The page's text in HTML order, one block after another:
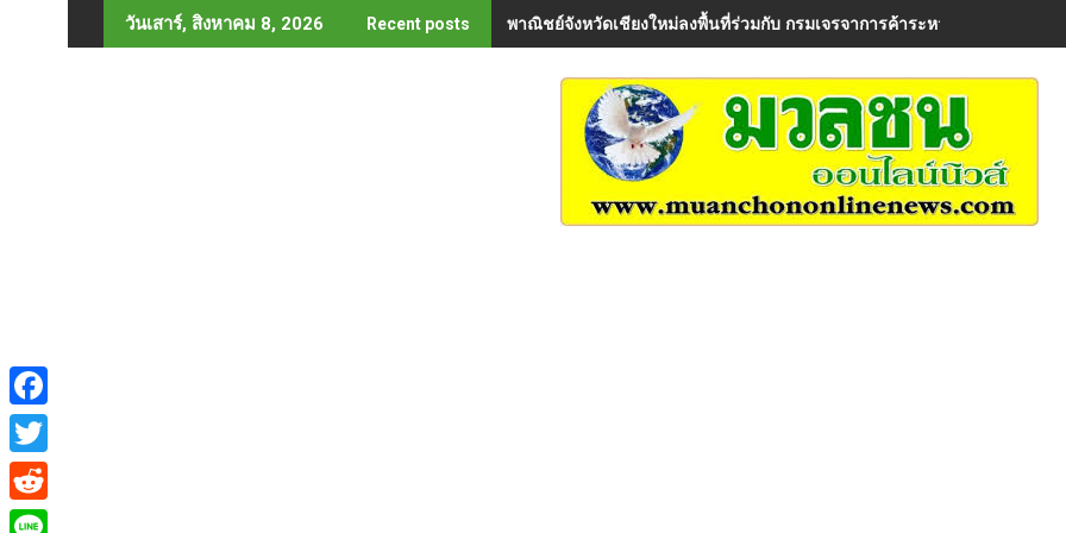
to
วันเสาร์, สิงหาคม 8, 2026 Recent posts พาณิชย์จังหวัดเชียงใหม่ลงพื้นที่ร่วมกับ กรมเจรจาการค้าระหว่างประเทศ เพื่อ
F
a
c
T
w
R